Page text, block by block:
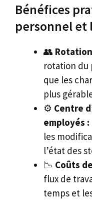
Bénéfices
personnel et
👥
rotation du
que les
plus
⚙️ Centre
employés :
les
l’état des
📉 Coûts
flux de
temps et